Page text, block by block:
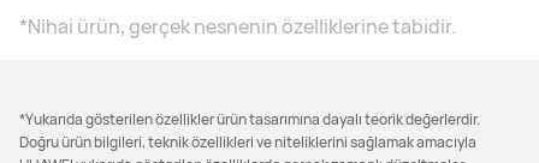
*Nihai ürün, gerçek nesnenin özelliklerine tabidir.
*Yukarıda gösterilen özellikler ürün tasarımına dayalı teorik değerlerdir.
Doğru ürün bilgileri, teknik özellikleri ve niteliklerini sağlamak amacıyla